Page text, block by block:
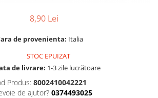
tenului
8,90 Lei
de provenienta: Italia
STOC EPUIZAT
de livrare: 1-3 zile lucrătoare
Produs: 8002410042221
de ajutor? 0374493025